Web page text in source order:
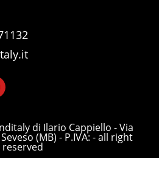
di Ilario Cappiello - Via
(MB) - P.IVA: - all right
reserved